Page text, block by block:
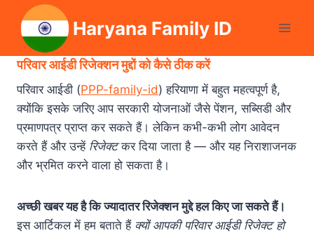
content
Haryana Family ID
परिवार आईडी रिजेक्शन मुद्दों को कैसे ठीक करें
परिवार आईडी (PPP-family-id) हरियाणा में बहुत महत्वपूर्ण है,
क्योंकि इसके जरिए आप सरकारी योजनाओं जैसे पेंशन, सब्सिडी और
प्रमाणपत्र प्राप्त कर सकते हैं। लेकिन कभी-कभी लोग आवेदन
करते हैं और उन्हें रिजेक्टकर दिया जाता है — और यह निराशाजनक
और भ्रमित करने वाला हो सकता है।
अच्छी खबर यह है कि ज्यादातर रिजेक्शन मुद्दे हल किए जा सकते हैं।
इस आर्टिकल में हम बताते हैं क्यों आपकी परिवार आईडी रिजेक्ट हो